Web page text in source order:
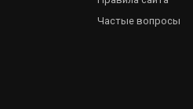
Частые вопросы